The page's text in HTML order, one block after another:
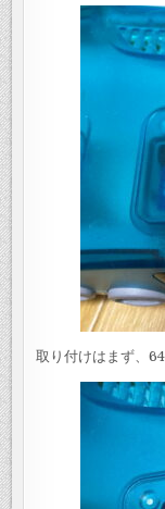
取り付けはまず、